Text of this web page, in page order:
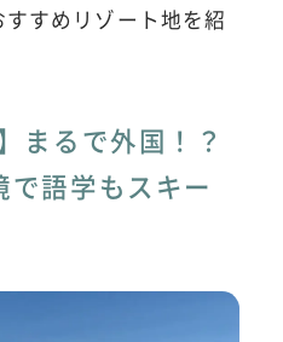
すめリゾート地を紹
まるで外国！？
語学もスキー